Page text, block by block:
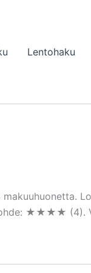
Lentohaku
★★★★ (4).